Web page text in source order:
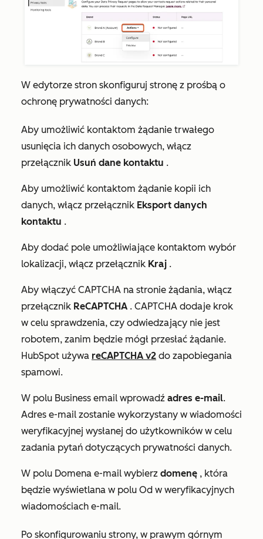
W edytorze stron skonfiguruj stronę z prośbą o
ochronę prywatności danych:
Aby umożliwić kontaktom żądanie trwałego
usunięcia ich danych osobowych, włącz
przełącznik Usuń dane kontaktu .
Aby umożliwić kontaktom żądanie kopii ich
danych, włącz przełącznik Eksport danych
kontaktu .
Aby dodać pole umożliwiające kontaktom wybór
lokalizacji, włącz przełącznik Kraj .
Aby włączyć CAPTCHA na stronie żądania, włącz
przełącznik ReCAPTCHA . CAPTCHA dodaje krok
w celu sprawdzenia, czy odwiedzający nie jest
robotem, zanim będzie mógł przesłać żądanie.
HubSpot używa reCAPTCHA v2 do zapobiegania
spamowi.
W polu Business email wprowadź adres e-mail.
Adres e-mail zostanie wykorzystany w wiadomości
weryfikacyjnej wysłanej do użytkowników w celu
zadania pytań dotyczących prywatności danych.
W polu Domena e-mail wybierz domenę , która
będzie wyświetlana w polu Od w weryfikacyjnych
wiadomościach e-mail.
Po skonfigurowaniu strony, w prawym górnym